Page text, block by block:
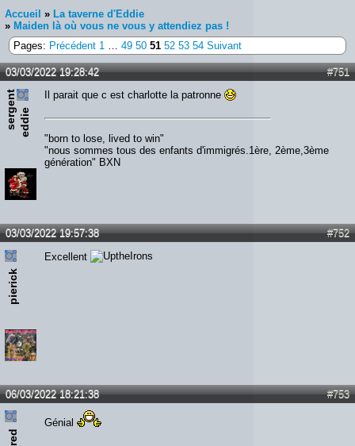
Accueil » La taverne d'Eddie
» Maiden là où vous ne vous y attendiez pas !
Pages: Précédent 1 … 49 50 51 52 53 54 Suivant
#751
03/03/2022 19:28:42
s
e
rg
e
n
t
e
d
d
ie
Il parait que c est charlotte la patronne
"born to lose, lived to win"
"nous sommes tous des enfants d'immigrés.1ère, 2ème,3ème
génération" BXN
#752
03/03/2022 19:57:38
pierick
Excellent
#753
06/03/2022 18:21:38
Génial